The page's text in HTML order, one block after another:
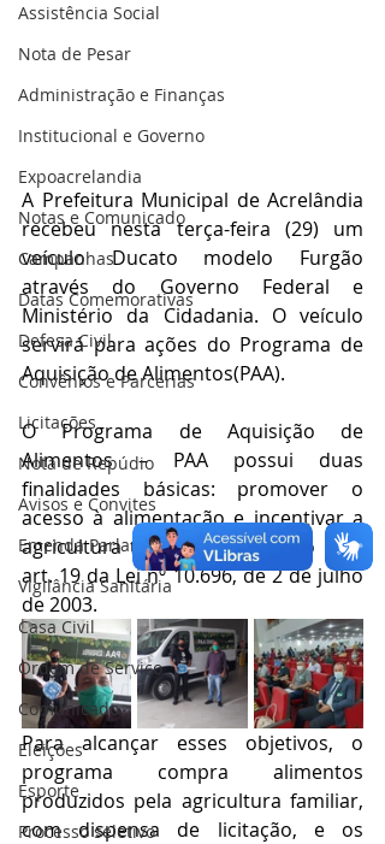
Assistência Social
Nota de Pesar
Administração e Finanças
Institucional e Governo
Expoacrelandia
Notas e Comunicado
Campanhas
Datas Comemorativas
Defesa Civil
Convênios e Parcerias
Licitações
Nota de Repúdio
Avisos e Convites
Emenda Parlamentar
Vigilância Sanitária
Casa Civil
Ordem de Serviço
Comunicado
Eleições
Esporte
Processo seletivo
A Prefeitura Municipal de Acrelândia
recebeu nesta terça-feira (29) um
veículo Ducato modelo Furgão
através do Governo Federal e
Ministério da Cidadania. O veículo
servirá para ações do Programa de
Aquisição de Alimentos(PAA).
O Programa de Aquisição de
Alimentos – PAA possui duas
finalidades básicas: promover o
acesso à alimentação e incentivar a
agricultura familiar e foi criado pelo
art. 19 da Lei nº 10.696, de 2 de julho
de 2003.
Para alcançar esses objetivos, o
programa compra alimentos
produzidos pela agricultura familiar,
com dispensa de licitação, e os